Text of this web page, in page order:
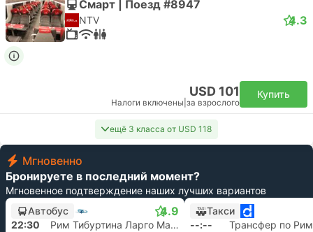
Смарт | Поезд #8947
NTV 4.3
USD 101
Налоги включены за взрослого
Купить
ещё 3 класса от USD 118
Мгновенно
Бронируете в последний момент?
Мгновенное подтверждение наших лучших вариантов
Автобус
4.9
22:30 Рим Тибуртина Ларго Маццони
Такси
--:--
Трансфер по